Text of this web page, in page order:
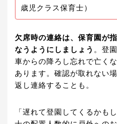
歳児クラス保育士）
欠席時の連絡は、保育園が
なうようにしましょう 。登
車からの降ろし忘れで亡く
あります。確認が取れない
返し連絡することも。
「遅れて登園してくるかも